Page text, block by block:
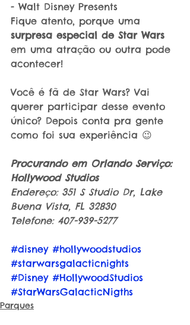
- Walt Disney Presents
Fique atento, porque uma
surpresa especial de Star Wars
em uma atração ou outra pode
acontecer!
Você é fã de Star Wars? Vai
querer participar desse evento
único? Depois conta pra gente
como foi sua experiência 😉
Procurando em Orlando Serviço:
Hollywood Studios
Endereço: 351 S Studio Dr, Lake
Buena Vista, FL 32830
Telefone: 407-939-5277
#disney #hollywoodstudios
#starwarsgalacticnights
#Disney #HollywoodStudios
#StarWarsGalacticNigths
Parques